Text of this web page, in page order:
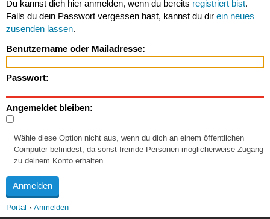
Du kannst dich hier anmelden, wenn du bereits registriert bist.
Falls du dein Passwort vergessen hast, kannst du dir ein neues
zusenden lassen.
Benutzername oder Mailadresse:
Passwort:
Angemeldet bleiben:
Wähle diese Option nicht aus, wenn du dich an einem öffentlichen
Computer befindest, da sonst fremde Personen möglicherweise Zugang
zu deinem Konto erhalten.
Portal Anmelden